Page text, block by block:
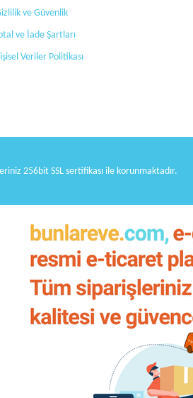
ve Güvenlik
ve İade Şartları
Veriler Politikası
256bit SSL sertifikası ile korunmaktadır.